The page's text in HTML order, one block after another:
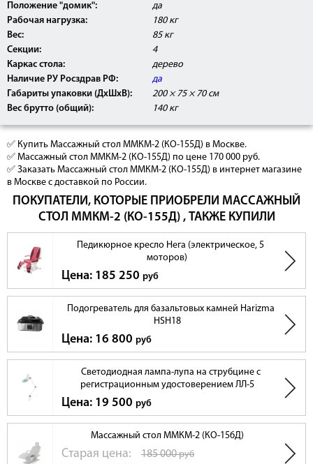
Положение "домик":
да
Рабочая нагрузка:
180 кг
Вес:
85 кг
Секции:
4
Каркас стола:
дерево
Наличие РУ Росздрав РФ:
да
Габариты упаковки (ДхШхВ):
200 × 75 × 70 см
Вес брутто (общий):
140 кг
✅ Купить Массажный стол ММКМ-2 (КО-155Д) в Москве.
✅ Массажный стол ММКМ-2 (КО-155Д) по цене 170 000 руб.
✅ Заказать Массажный стол ММКМ-2 (КО-155Д) в интернет магазине
в Москве с доставкой по России.
ПОКУПАТЕЛИ, КОТОРЫЕ ПРИОБРЕЛИ МАССАЖНЫЙ
СТОЛ ММКМ-2 (КО-155Д) , ТАКЖЕ КУПИЛИ
Педикюрное кресло Нега (электрическое, 5
моторов)
Цена: 185 250 руб
Подогреватель для базальтовых камней Harizma
HSH18
Цена: 16 800 руб
Светодиодная лампа-лупа на струбцине с
регистрационным удостоверением ЛЛ-5
Цена: 19 500 руб
Массажный стол ММКМ-2 (КО-156Д)
Cтарая цена: 185 000руб